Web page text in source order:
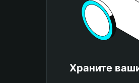
Храните